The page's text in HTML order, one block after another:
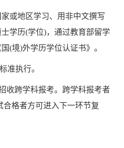
或地区学习、用非中文撰写
学历(学位)，通过教育部留学
(境)外学历学位认证书》。
准执行。
收跨学科报考。跨学科报考者
合格者方可进入下一环节复